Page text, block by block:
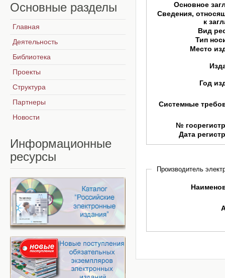
Основное
Сведения,
к
Вид
Тип
Место
Год
Системные
№
Дата
Производитель
Основные разделы
Главная
Деятельность
Библиотека
Проекты
Структура
Партнеры
Новости
Информационные
ресурсы